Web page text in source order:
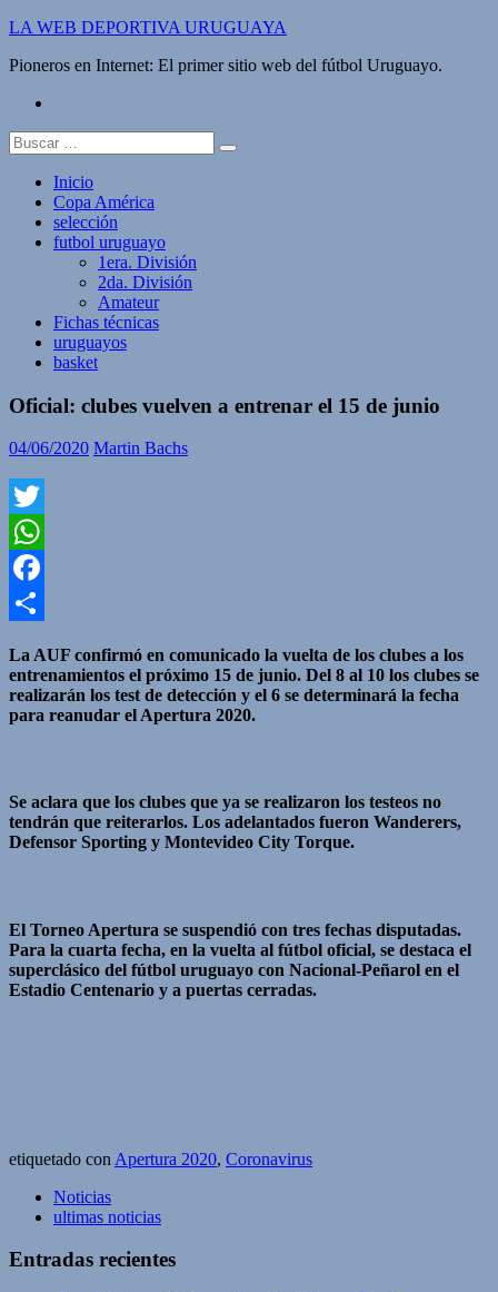
Saltar
contenido
LA WEB DEPORTIVA URUGUAYA
Pioneros en Internet: El primer sitio web del fútbol Uruguayo.
Buscar:
Inicio
Copa América
selección
futbol uruguayo
1era. División
2da. División
Amateur
Fichas técnicas
uruguayos
basket
Oficial: clubes vuelven a entrenar el 15 de junio
04/06/2020 Martin Bachs
Twitter
WhatsApp
Facebook
La AUF confirmó en comunicado la vuelta de los clubes a los
entrenamientos el próximo 15 de junio. Del 8 al 10 los clubes se
realizarán los test de detección y el 6 se determinará la fecha
para reanudar el Apertura 2020.
Se aclara que los clubes que ya se realizaron los testeos no
tendrán que reiterarlos. Los adelantados fueron Wanderers,
Defensor Sporting y Montevideo City Torque.
El Torneo Apertura se suspendió con tres fechas disputadas.
Para la cuarta fecha, en la vuelta al fútbol oficial, se destaca el
superclásico del fútbol uruguayo con Nacional-Peñarol en el
Estadio Centenario y a puertas cerradas.
etiquetado con Apertura 2020, Coronavirus
Noticias
ultimas noticias
Entradas recientes